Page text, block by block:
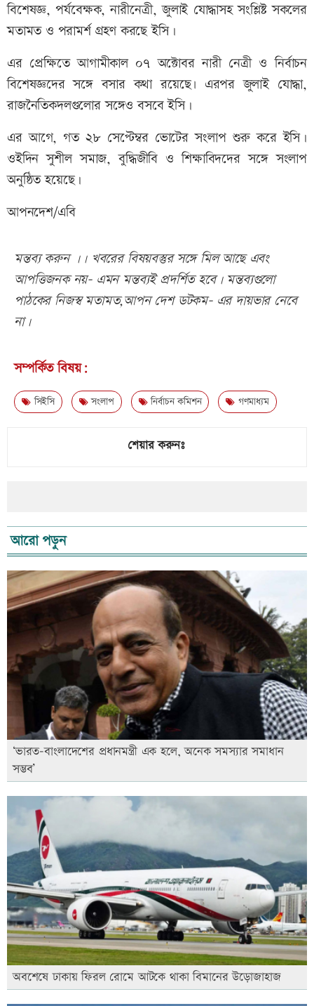
বিশেষজ্ঞ, পর্যবেক্ষক, নারীনেত্রী, জুলাই যোদ্ধাসহ সংশ্লিষ্ট সকলের
মতামত ও পরামর্শ গ্রহণ করছে ইসি।
এর প্রেক্ষিতে আগামীকাল ০৭ অক্টোবর নারী নেত্রী ও নির্বাচন
বিশেষজ্ঞদের সঙ্গে বসার কথা রয়েছে৷ এরপর জুলাই যোদ্ধা,
রাজনৈতিকদলগুলোর সঙ্গেও বসবে ইসি।
এর আগে, গত ২৮ সেপ্টেম্বর ভোটের সংলাপ শুরু করে ইসি।
ওইদিন সুশীল সমাজ, বুদ্ধিজীবি ও শিক্ষাবিদদের সঙ্গে সংলাপ
অনুষ্ঠিত হয়েছে।
আপনদেশ/এবি
মন্তব্য করুন ।। খবরের বিষয়বস্তুর সঙ্গে মিল আছে এবং
আপত্তিজনক নয়- এমন মন্তব্যই প্রদর্শিত হবে। মন্তব্যগুলো
পাঠকের নিজস্ব মতামত,আপন দেশ ডটকম- এর দায়ভার নেবে
না।
সম্পর্কিত বিষয়:
সিইসি সংলাপ নির্বাচন কমিশন গণমাধ্যম
শেয়ার করুনঃ
আরো পড়ুন
‘ভারত-বাংলাদেশের প্রধানমন্ত্রী এক হলে, অনেক সমস্যার সমাধান
সম্ভব’
অবশেষে ঢাকায় ফিরল রোমে আটকে থাকা বিমানের উড়োজাহাজ